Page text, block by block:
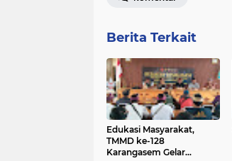
Berita Terkait
Edukasi Masyarakat,
TMMD ke-128
Karangasem Gelar